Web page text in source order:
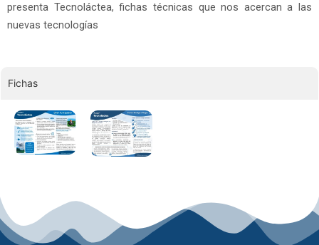
presenta Tecnoláctea, fichas técnicas que nos acercan a las
nuevas tecnologías
Fichas